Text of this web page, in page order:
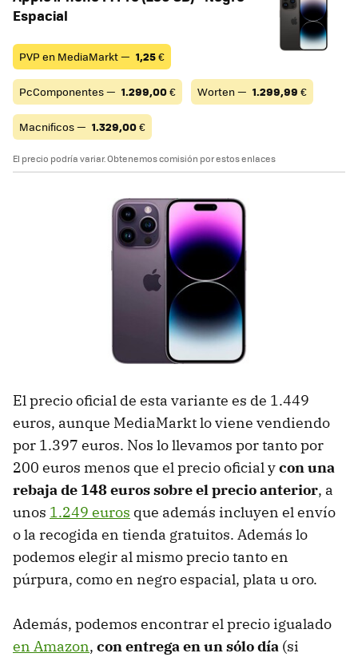
Espacial
PVP en MediaMarkt — 1,25€
PcComponentes — 1.299,00€ Worten — 1.299,99 €
Macnificos — 1.329,00€
El precio podría variar. Obtenemos comisión por estos enlaces
El precio oficial de esta variante es de 1.449
euros, aunque MediaMarkt lo viene vendiendo
por 1.397 euros. Nos lo llevamos por tanto por
200 euros menos que el precio oficial ycon una
rebaja de 148 euros sobre el precio anterior, a
unos 1.249 euros que además incluyen el envío
o la recogida en tienda gratuitos. Además lo
podemos elegir al mismo precio tanto en
púrpura, como en negro espacial, plata u oro.
Además, podemos encontrar el precio igualado
en Amazon, con entrega en un sólo día (si